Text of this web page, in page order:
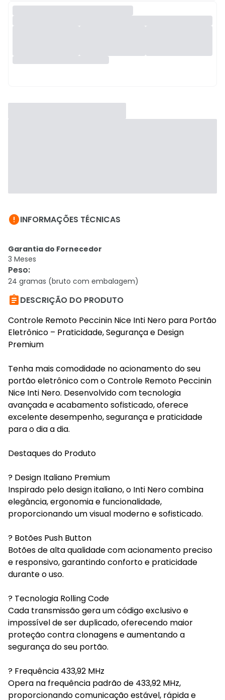
INFORMAÇÕES TÉCNICAS
Garantia do Fornecedor
3 Meses
Peso:
24 gramas (bruto com embalagem)
DESCRIÇÃO DO PRODUTO
Controle Remoto Peccinin Nice Inti Nero para Portão
Eletrônico – Praticidade, Segurança e Design
Premium
Tenha mais comodidade no acionamento do seu
portão eletrônico com o Controle Remoto Peccinin
Nice Inti Nero. Desenvolvido com tecnologia
avançada e acabamento sofisticado, oferece
excelente desempenho, segurança e praticidade
para o dia a dia.
Destaques do Produto
? Design Italiano Premium
Inspirado pelo design italiano, o Inti Nero combina
elegância, ergonomia e funcionalidade,
proporcionando um visual moderno e sofisticado.
? Botões Push Button
Botões de alta qualidade com acionamento preciso
e responsivo, garantindo conforto e praticidade
durante o uso.
? Tecnologia Rolling Code
Cada transmissão gera um código exclusivo e
impossível de ser duplicado, oferecendo maior
proteção contra clonagens e aumentando a
segurança do seu portão.
? Frequência 433,92 MHz
Opera na frequência padrão de 433,92 MHz,
proporcionando comunicação estável, rápida e